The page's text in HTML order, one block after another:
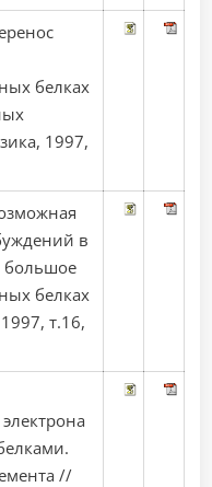
белках
1997,
в
большое
белках
т.16,
//